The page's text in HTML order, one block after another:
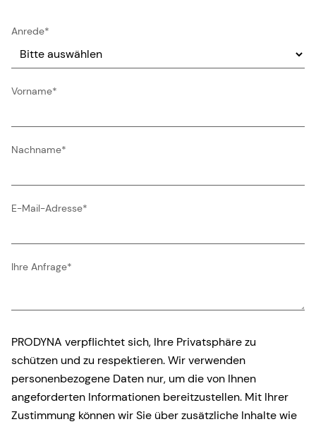
Anrede*
Vorname*
Nachname*
E-Mail-Adresse*
Ihre Anfrage*
PRODYNA verpflichtet sich, Ihre Privatsphäre zu
schützen und zu respektieren. Wir verwenden
personenbezogene Daten nur, um die von Ihnen
angeforderten Informationen bereitzustellen. Mit Ihrer
Zustimmung können wir Sie über zusätzliche Inhalte wie